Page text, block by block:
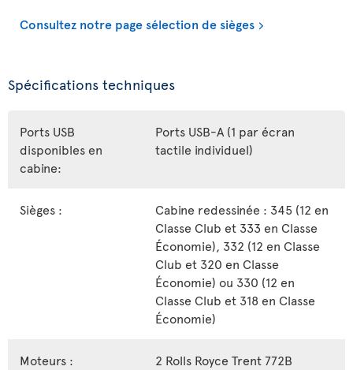
Consultez notre page sélection de sièges
Spécifications techniques
Ports USB
disponibles en
cabine:
Ports USB-A (1 par écran
tactile individuel)
Sièges :
Cabine redessinée : 345 (12 en
Classe Club et 333 en Classe
Économie), 332 (12 en Classe
Club et 320 en Classe
Économie) ou 330 (12 en
Classe Club et 318 en Classe
Économie)
Moteurs : 2 Rolls Royce Trent 772B